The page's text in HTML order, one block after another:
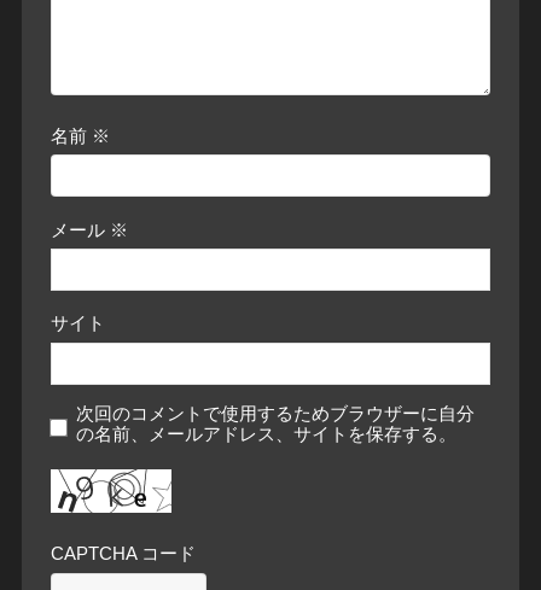
名前 ※
メール ※
サイト
次回のコメントで使用するためブラウザーに自分
の名前、メールアドレス、サイトを保存する。
CAPTCHA コード